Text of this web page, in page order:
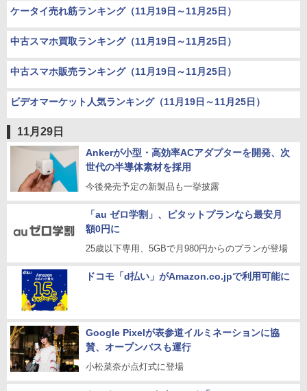
ケータイ売れ筋ランキング（11月19日～11月25日）
中古スマホ買取ランキング（11月19日～11月25日）
中古スマホ販売ランキング（11月19日～11月25日）
ビデオマーケット人気ランキング（11月19日～11月25日）
11月29日
Ankerが小型・高効率ACアダプターを開発、次
世代の半導体素材を採用
今後発売予定の新製品も一挙披露
「au ゼロ学割」、ピタットプランなら最安月
額0円に
25歳以下専用、5GBで月980円からのプランが登場
ドコモ「d払い」がAmazon.co.jpで利用可能に
Google Pixelが表参道イルミネーションに協
賛、オープンバスも運行
小松菜奈が点灯式に登場